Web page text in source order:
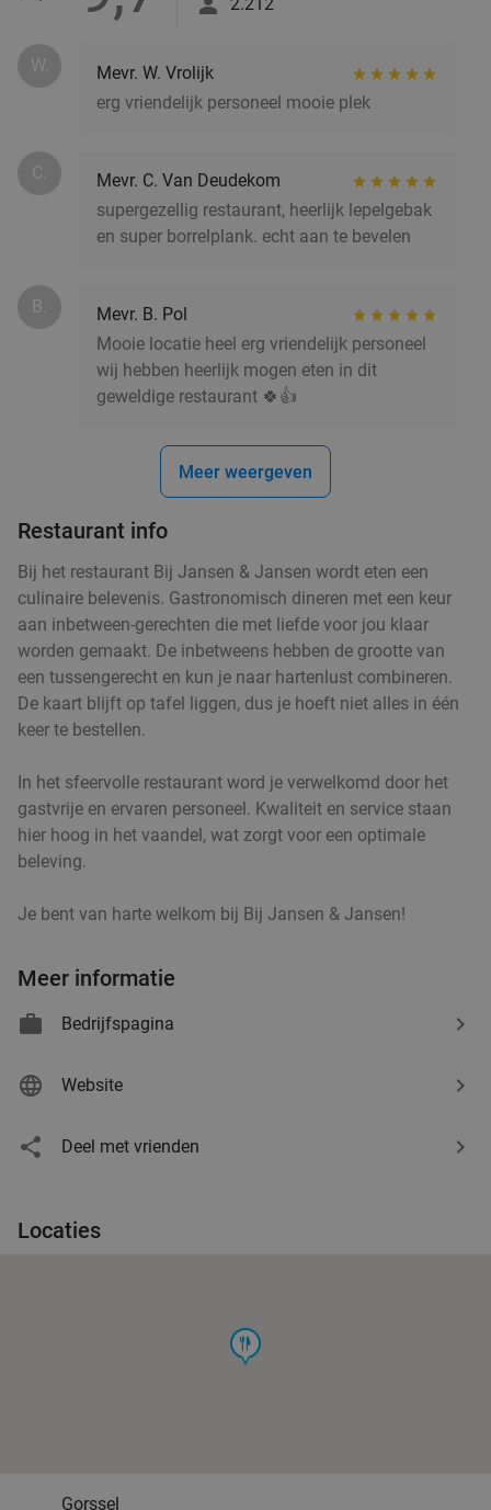
W.
Mevr. W. Vrolijk
erg vriendelijk personeel mooie plek
C.
Mevr. C. Van Deudekom
supergezellig restaurant, heerlijk lepelgebak
en super borrelplank. echt aan te bevelen
B.
Mevr. B. Pol
Mooie locatie heel erg vriendelijk personeel
wij hebben heerlijk mogen eten in dit
geweldige restaurant 🍀👍
Meer weergeven
Restaurant info
Bij het restaurant Bij Jansen & Jansen wordt eten een
culinaire belevenis. Gastronomisch dineren met een keur
aan inbetween-gerechten die met liefde voor jou klaar
worden gemaakt. De inbetweens hebben de grootte van
een tussengerecht en kun je naar hartenlust combineren.
De kaart blijft op tafel liggen, dus je hoeft niet alles in één
keer te bestellen.
In het sfeervolle restaurant word je verwelkomd door het
gastvrije en ervaren personeel. Kwaliteit en service staan
hier hoog in het vaandel, wat zorgt voor een optimale
beleving.
Je bent van harte welkom bij Bij Jansen & Jansen!
Meer informatie
Bedrijfspagina
Website
Deel met vrienden
Locaties
food
Gorssel